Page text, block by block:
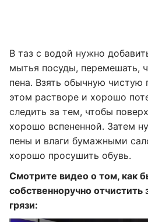
В таз с водой нужно
мытья посуды, перемешать,
пена. Взять обычную чистую
этом растворе и хорошо
следить за тем, чтобы
хорошо вспененной. Затем
пены и влаги бумажными
хорошо просушить обувь.
Смотрите видео о том, как
собственноручно
грязи: